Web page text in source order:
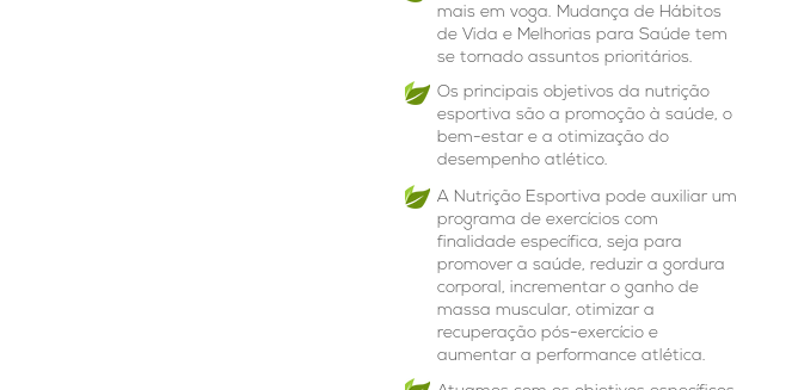
mais em voga. Mudança de Hábitos
de Vida e Melhorias para Saúde tem
se tornado assuntos prioritários.
A Nutrição Esportiva pode auxiliar um
programa de exercícios com
finalidade específica, seja para
promover a saúde, reduzir a gordura
corporal, incrementar o ganho de
massa muscular, otimizar a
recuperação pós-exercício e
aumentar a performance atlética.
Os principais objetivos da nutrição
esportiva são a promoção à saúde, o
bem-estar e a otimização do
desempenho atlético.